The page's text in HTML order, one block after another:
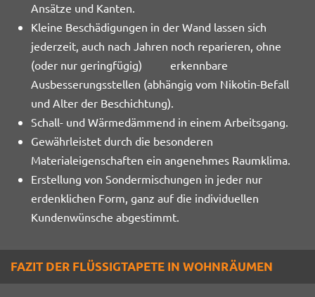
Ansätze und Kanten.
Kleine Beschädigungen in der Wand lassen sich
jederzeit, auch nach Jahren noch reparieren, ohne
(oder nur geringfügig) erkennbare
Ausbesserungsstellen (abhängig vom Nikotin-Befall
und Alter der Beschichtung).
Schall- und Wärmedämmend in einem Arbeitsgang.
Gewährleistet durch die besonderen
Materialeigenschaften ein angenehmes Raumklima.
Erstellung von Sondermischungen in jeder nur
erdenklichen Form, ganz auf die individuellen
Kundenwünsche abgestimmt.
FAZIT DER FLÜSSIGTAPETE IN WOHNRÄUMEN